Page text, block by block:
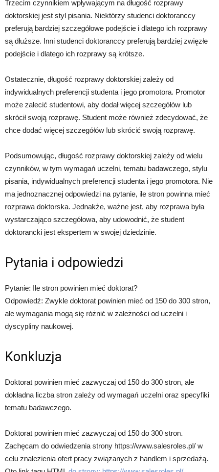
Trzecim czynnikiem wpływającym na długość rozprawy
doktorskiej jest styl pisania. Niektórzy studenci doktoranccy
preferują bardziej szczegółowe podejście i dlatego ich rozprawy
są dłuższe. Inni studenci doktoranccy preferują bardziej zwięzłe
podejście i dlatego ich rozprawy są krótsze.
Ostatecznie, długość rozprawy doktorskiej zależy od
indywidualnych preferencji studenta i jego promotora. Promotor
może zalecić studentowi, aby dodał więcej szczegółów lub
skrócił swoją rozprawę. Student może również zdecydować, że
chce dodać więcej szczegółów lub skrócić swoją rozprawę.
Podsumowując, długość rozprawy doktorskiej zależy od wielu
czynników, w tym wymagań uczelni, tematu badawczego, stylu
pisania, indywidualnych preferencji studenta i jego promotora. Nie
ma jednoznacznej odpowiedzi na pytanie, ile stron powinna mieć
rozprawa doktorska. Jednakże, ważne jest, aby rozprawa była
wystarczająco szczegółowa, aby udowodnić, że student
doktorancki jest ekspertem w swojej dziedzinie.
Pytania i odpowiedzi
Pytanie: Ile stron powinien mieć doktorat?
Odpowiedź: Zwykle doktorat powinien mieć od 150 do 300 stron,
ale wymagania mogą się różnić w zależności od uczelni i
dyscypliny naukowej.
Konkluzja
Doktorat powinien mieć zazwyczaj od 150 do 300 stron, ale
dokładna liczba stron zależy od wymagań uczelni oraz specyfiki
tematu badawczego.
Doktorat powinien mieć zazwyczaj od 150 do 300 stron.
Zachęcam do odwiedzenia strony https://www.salesroles.pl/ w
celu znalezienia ofert pracy związanych z handlem i sprzedażą.